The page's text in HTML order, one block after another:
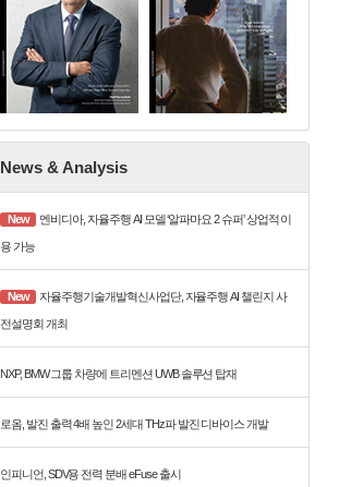
News & Analysis
New 엔비디아, 자율주행 AI 모델 ‘알파마요 2 슈퍼’ 상업적 이
용 가능
New 자율주행기술개발혁신사업단, 자율주행 AI 챌린지 사
전설명회 개최
NXP, BMW 그룹 차량에 트리멘션 UWB 솔루션 탑재
로옴, 발진 출력 4배 높인 2세대 THz파 발진 디바이스 개발
인피니언, SDV용 전력 분배 eFuse 출시